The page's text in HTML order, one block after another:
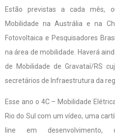
Estão previstas a cada mês,
Mobilidade na Austrália e na
Fotovoltaica e Pesquisadores
na área de mobilidade. Haverá
de Mobilidade de Gravataí/RS
secretários de Infraestrutura da
Esse ano o 4C – Mobilidade
Rio do Sul com um vídeo, uma
line em